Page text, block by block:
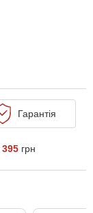
Гарантія
395 грн